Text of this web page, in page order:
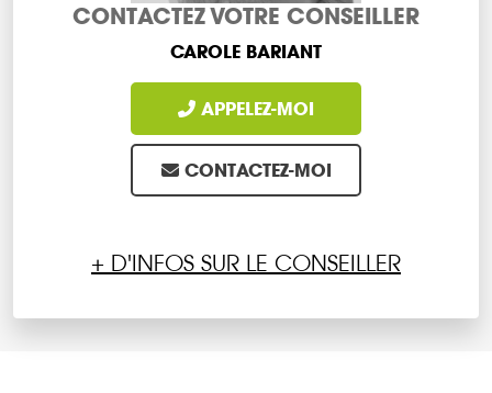
CONTACTEZ VOTRE CONSEILLER
CAROLE BARIANT
APPELEZ-MOI
CONTACTEZ-MOI
+ D'INFOS SUR LE CONSEILLER